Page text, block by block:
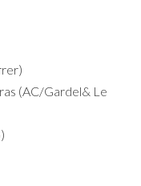
(AC/Gardel& Le